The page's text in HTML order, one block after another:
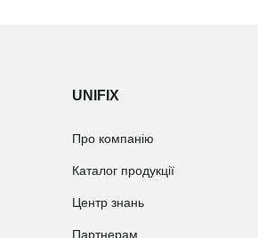
UNIFIX
Про компанію
Каталог продукції
Центр знань
Партнерам